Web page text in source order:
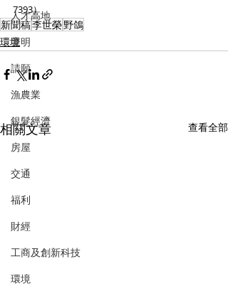
人才高地
聲明
請願
漁農業
銀髮經濟
房屋
交通
福利
財經
工商及創新科技
環境
7393）
新聞稿李世榮野鴿
環境
相關文章 查看全部